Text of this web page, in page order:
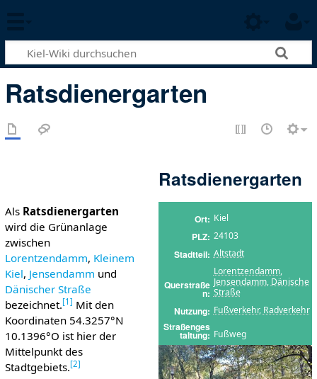
Ratsdienergarten
Ratsdienergarten
Ort Kiel
PLZ 24103
Stadtteil Altstadt
Querstraße
n
Lorentzendamm,
Jensendamm, Dänische
Straße
Nutzung Fußverkehr, Radverkehr
Straßenges
taltung Fußweg
Als Ratsdienergarten
wird die Grünanlage
zwischen
Lorentzendamm, Kleinem
Kiel, Jensendamm und
Dänischer Straße
bezeichnet.[1 ] Mit den
Koordinaten 54.3257°N
10.1396°O ist hier der
Mittelpunkt des
Stadtgebiets.[2]